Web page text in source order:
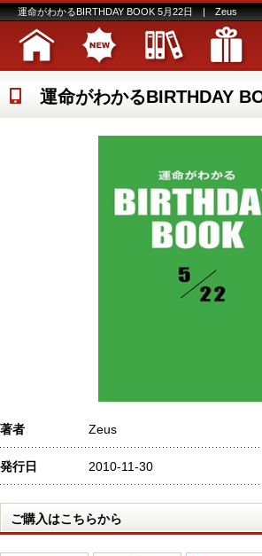
運命がわかるBIRTHDAY BOOK 5月22日 | Zeus
運命がわかるBIRTHDAY
著者 Zeus
発行日 2010-11-30
ご購入はこちらから